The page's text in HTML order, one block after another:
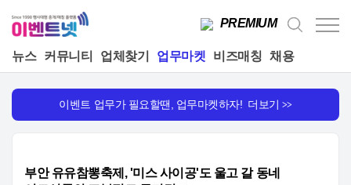
PREMIUM
뉴스 커뮤니티 업체찾기 업무마켓 비즈매칭 채용
이벤트 업무가 필요할땐, 업무마켓하자! 더보기 >>
부안 유유참뽕축제, '미스 사이공'도 울고 갈 동네